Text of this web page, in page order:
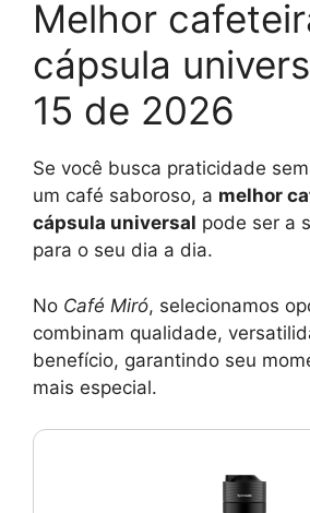
Melhor
cápsula
15 de 2026
Se você busca praticidade
um café saboroso, a melhor
cápsula universal pode ser a
para o seu dia a dia.
No Café Miró, selecionamos
combinam qualidade,
benefício, garantindo seu
mais especial.